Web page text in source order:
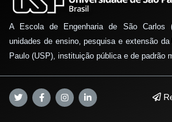
A Escola de Engenharia de São Carlos
unidades de ensino, pesquisa e extensão
Paulo (USP), instituição pública e de padrão